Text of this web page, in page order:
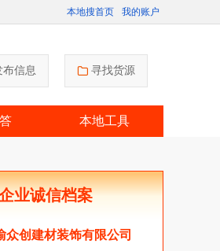
本地搜首页 我的账户
布信息 寻找货源
本地工具
业诚信档案
众创建材装饰有限公司